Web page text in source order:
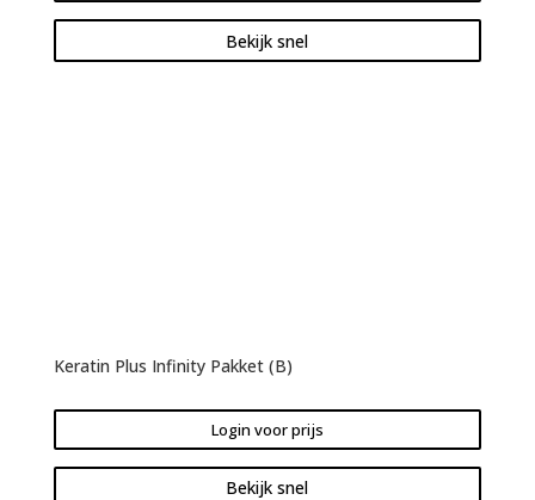
Bekijk snel
Keratin Plus Infinity Pakket (B)
Login voor prijs
Bekijk snel